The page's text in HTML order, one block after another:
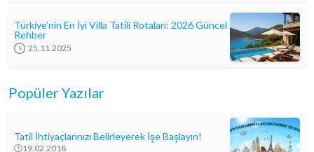
Türkiye’nin En İyi Villa Tatili Rotaları: 2026 Güncel
Rehber
25.11.2025
Popüler Yazılar
Tatil İhtiyaçlarınızı Belirleyerek İşe Başlayın!
19.02.2018